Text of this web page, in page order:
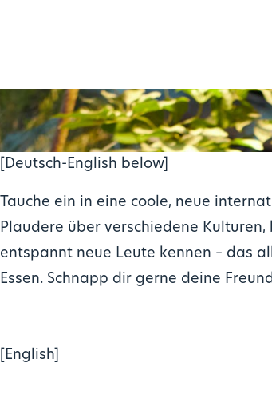
[Deutsch-English below]
Tauche ein in eine coole, neue
Plaudere über verschiedene
entspannt neue Leute kennen – das
Essen. Schnapp dir gerne deine
[English]